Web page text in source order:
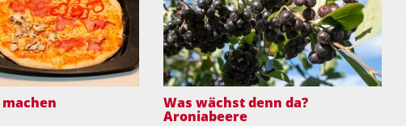
machen Was wächst denn da?
Aroniabeere